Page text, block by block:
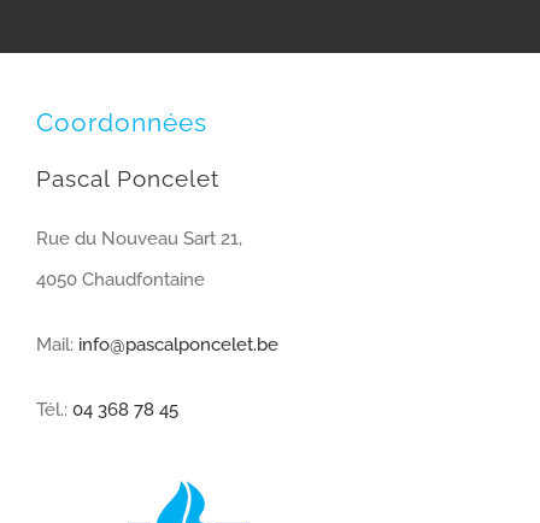
Coordonnées
Pascal Poncelet
Rue du Nouveau Sart 21,
4050 Chaudfontaine
Mail: info@pascalponcelet.be
Tél.: 04 368 78 45